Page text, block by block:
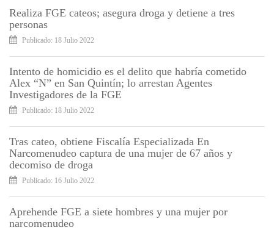
Realiza FGE cateos; asegura droga y detiene a tres
personas
Publicado: 18 Julio 2022
Intento de homicidio es el delito que habría cometido
Alex “N” en San Quintín; lo arrestan Agentes
Investigadores de la FGE
Publicado: 18 Julio 2022
Tras cateo, obtiene Fiscalía Especializada En
Narcomenudeo captura de una mujer de 67 años y
decomiso de droga
Publicado: 16 Julio 2022
Aprehende FGE a siete hombres y una mujer por
narcomenudeo